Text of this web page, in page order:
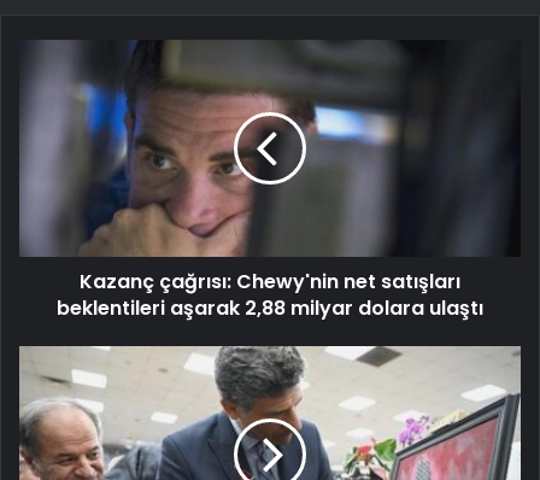
Kazanç çağrısı: Chewy'nin net satışları
beklentileri aşarak 2,88 milyar dolara ulaştı